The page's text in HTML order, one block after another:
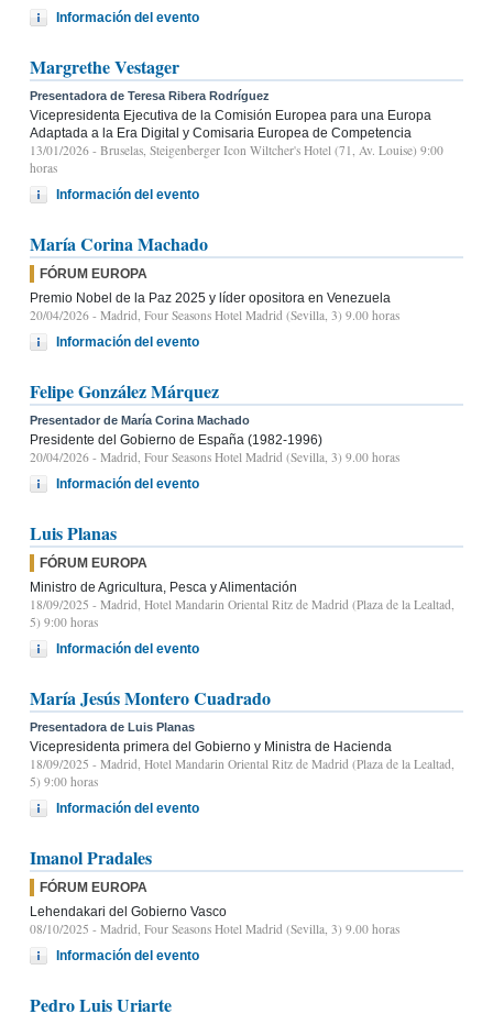
Información del evento
Margrethe Vestager
Presentadora de Teresa Ribera Rodríguez
Vicepresidenta Ejecutiva de la Comisión Europea para una Europa
Adaptada a la Era Digital y Comisaria Europea de Competencia
13/01/2026 - Bruselas, Steigenberger Icon Wiltcher's Hotel (71, Av. Louise) 9:00
horas
Información del evento
María Corina Machado
FÓRUM EUROPA
Premio Nobel de la Paz 2025 y líder opositora en Venezuela
20/04/2026 - Madrid, Four Seasons Hotel Madrid (Sevilla, 3) 9.00 horas
Información del evento
Felipe González Márquez
Presentador de María Corina Machado
Presidente del Gobierno de España (1982-1996)
20/04/2026 - Madrid, Four Seasons Hotel Madrid (Sevilla, 3) 9.00 horas
Información del evento
Luis Planas
FÓRUM EUROPA
Ministro de Agricultura, Pesca y Alimentación
18/09/2025 - Madrid, Hotel Mandarin Oriental Ritz de Madrid (Plaza de la Lealtad,
5) 9:00 horas
Información del evento
María Jesús Montero Cuadrado
Presentadora de Luis Planas
Vicepresidenta primera del Gobierno y Ministra de Hacienda
18/09/2025 - Madrid, Hotel Mandarin Oriental Ritz de Madrid (Plaza de la Lealtad,
5) 9:00 horas
Información del evento
Imanol Pradales
FÓRUM EUROPA
Lehendakari del Gobierno Vasco
08/10/2025 - Madrid, Four Seasons Hotel Madrid (Sevilla, 3) 9.00 horas
Información del evento
Pedro Luis Uriarte